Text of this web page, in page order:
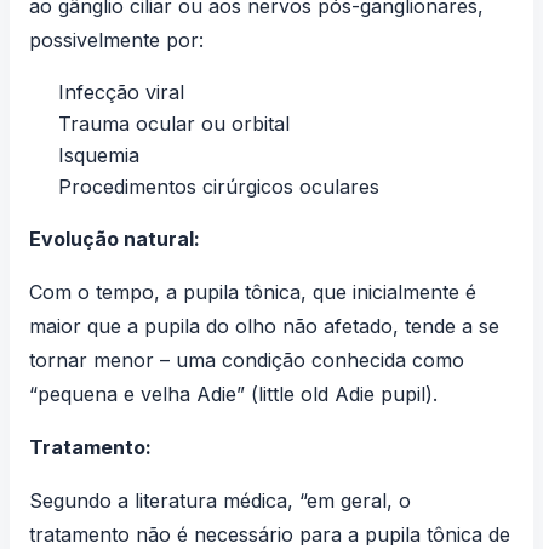
ao gânglio ciliar ou aos nervos pós-ganglionares,
possivelmente por:
Infecção viral
Trauma ocular ou orbital
Isquemia
Procedimentos cirúrgicos oculares
Evolução natural:
Com o tempo, a pupila tônica, que inicialmente é
maior que a pupila do olho não afetado, tende a se
tornar menor – uma condição conhecida como
“pequena e velha Adie” (little old Adie pupil).
Tratamento:
Segundo a literatura médica, “em geral, o
tratamento não é necessário para a pupila tônica de